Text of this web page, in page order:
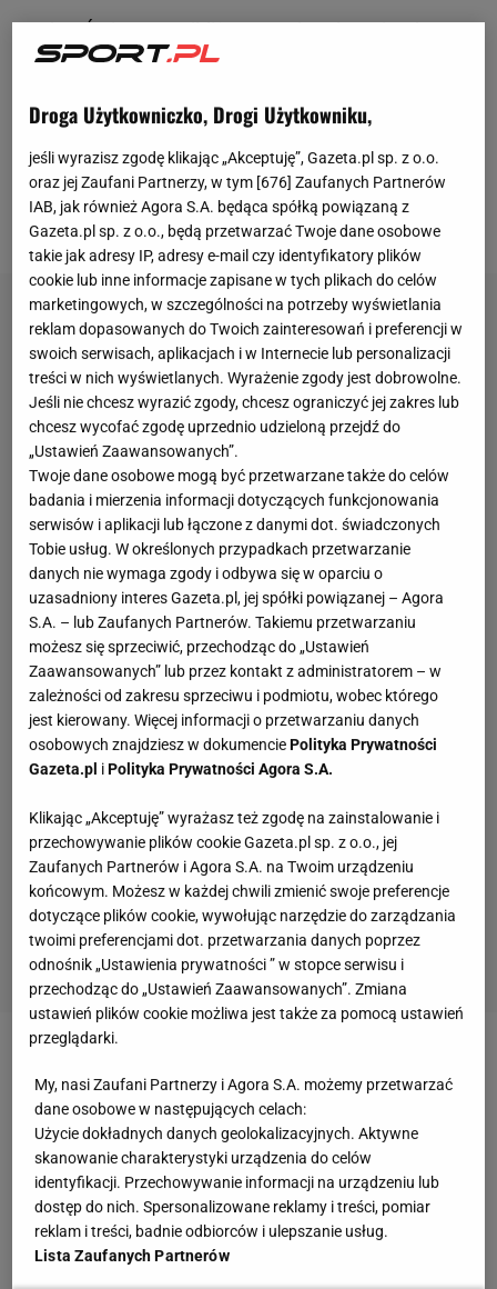
Puchar Świata w najbliższy weekend zawita do
Zakopanego. Już wpiątek
kwalifikacje. Niestety na trzy dni przed
rozpoczęciem zmagań media obiegła wiadomość,
że Kamil Stoch choruje na grypę i toczy wyścig z
czasem.
szpilę byłemu? "Poprawiła się komunikacja między
trenerem, sztabem a zawodnikami"
Kamil Stoch zachorował na grypę. Będzie próbował
dojść do siebie przed Pucharem Świata w
Zakopanem
Droga Użytkowniczko, Drogi Użytkowniku,
jeśli wyrazisz zgodę klikając „Akceptuję”, Gazeta.pl sp. z o.o.
oraz jej Zaufani Partnerzy, w tym [676] Zaufanych Partnerów
IAB, jak również Agora S.A. będąca spółką powiązaną z
Gazeta.pl sp. z o.o., będą przetwarzać Twoje dane osobowe
takie jak adresy IP, adresy e-mail czy identyfikatory plików
cookie lub inne informacje zapisane w tych plikach do celów
marketingowych, w szczególności na potrzeby wyświetlania
reklam dopasowanych do Twoich zainteresowań i preferencji w
swoich serwisach, aplikacjach i w Internecie lub personalizacji
treści w nich wyświetlanych. Wyrażenie zgody jest dobrowolne.
Jeśli nie chcesz wyrazić zgody, chcesz ograniczyć jej zakres lub
chcesz wycofać zgodę uprzednio udzieloną przejdź do
„Ustawień Zaawansowanych”.
Twoje dane osobowe mogą być przetwarzane także do celów
badania i mierzenia informacji dotyczących funkcjonowania
serwisów i aplikacji lub łączone z danymi dot. świadczonych
Tobie usług. W określonych przypadkach przetwarzanie
danych nie wymaga zgody i odbywa się w oparciu o
uzasadniony interes Gazeta.pl, jej spółki powiązanej – Agora
S.A. – lub Zaufanych Partnerów. Takiemu przetwarzaniu
możesz się sprzeciwić, przechodząc do „Ustawień
Zaawansowanych” lub przez kontakt z administratorem – w
zależności od zakresu sprzeciwu i podmiotu, wobec którego
jest kierowany. Więcej informacji o przetwarzaniu danych
osobowych znajdziesz w dokumenciePolityka Prywatności
Gazeta.pl iPolityka Prywatności Agora S.A.
Klikając „Akceptuję” wyrażasz też zgodę na zainstalowanie i
przechowywanie plików cookie Gazeta.pl sp. z o.o., jej
Zaufanych Partnerów i Agora S.A. na Twoim urządzeniu
końcowym. Możesz w każdej chwili zmienić swoje preferencje
dotyczące plików cookie, wywołując narzędzie do zarządzania
twoimi preferencjami dot. przetwarzania danych poprzez
odnośnik „Ustawienia prywatności ” w stopce serwisu i
przechodząc do „Ustawień Zaawansowanych”. Zmiana
ustawień plików cookie możliwa jest także za pomocą ustawień
przeglądarki.
My, nasi Zaufani Partnerzy i Agora S.A. możemy przetwarzać
dane osobowe w następujących celach:
Użycie dokładnych danych geolokalizacyjnych. Aktywne
skanowanie charakterystyki urządzenia do celów
identyfikacji. Przechowywanie informacji na urządzeniu lub
dostęp do nich. Spersonalizowane reklamy i treści, pomiar
reklam i treści, badnie odbiorców i ulepszanie usług.
Lista Zaufanych Partnerów